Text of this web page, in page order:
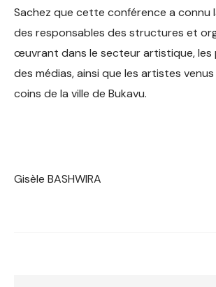
Sachez que cette conférence a connu
des responsables des structures et
œuvrant dans le secteur artistique, les
des médias, ainsi que les artistes
coins de la ville de Bukavu.
Gisèle BASHWIRA